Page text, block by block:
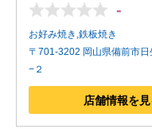
-
お好み焼き,鉄板焼き
〒701-3202 岡山県備前市日
−２
店舗情報を